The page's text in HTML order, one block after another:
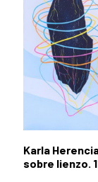
Karla
sobre lienzo.